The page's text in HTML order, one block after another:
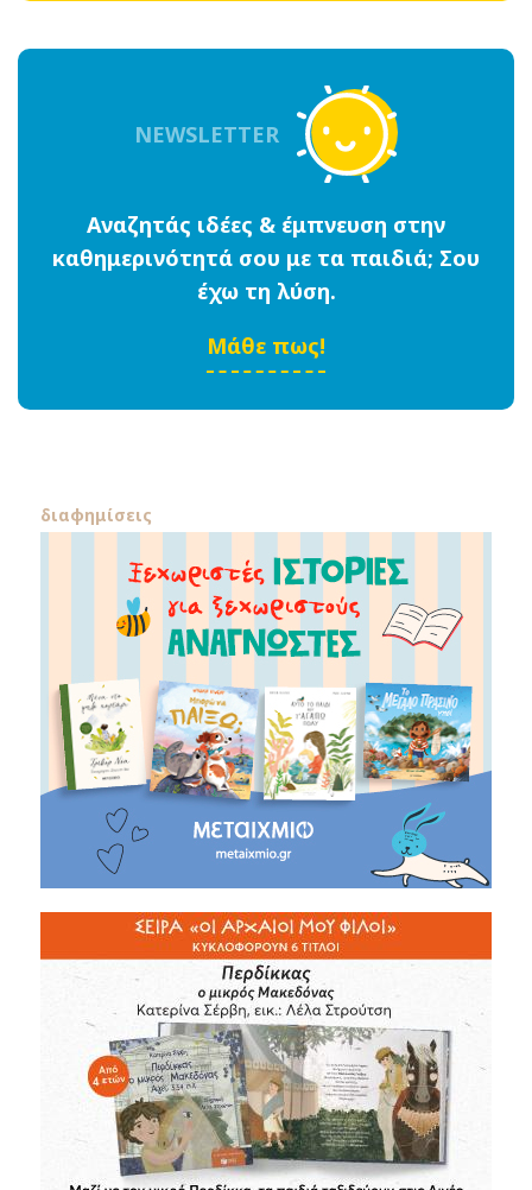
NEWSLETTER
Αναζητάς ιδέες & έμπνευση στην
καθημερινότητά σου με τα παιδιά; Σου
έχω τη λύση.
Μάθε πως!
διαφημίσεις